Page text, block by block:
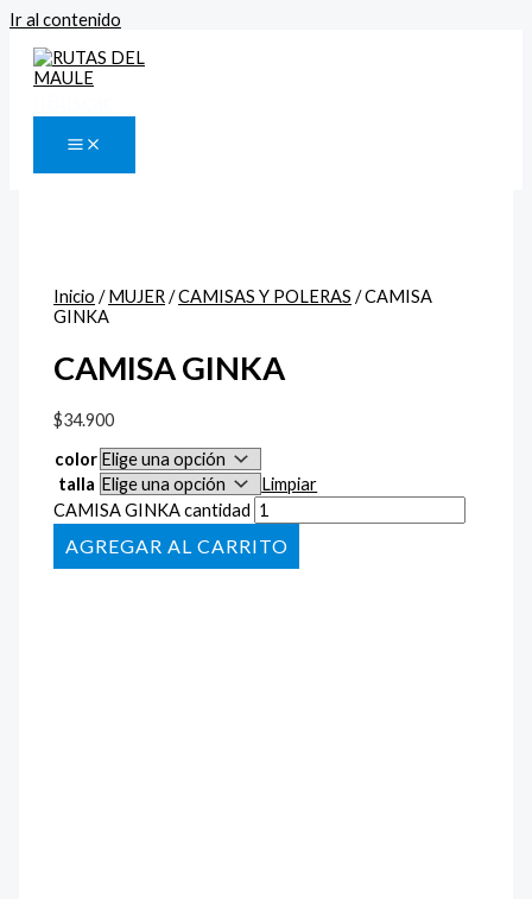
Ir al contenido
Inicio /MUJER/CAMISAS Y POLERAS / CAMISA
GINKA
CAMISA GINKA
$34.900
color
talla
Limpiar
CAMISA GINKA cantidad
AÑADIR AL CARRITO